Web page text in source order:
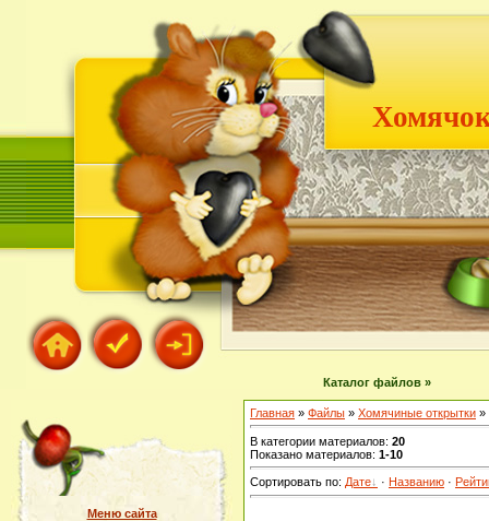
Каталог файлов »
Меню сайта
Главная » Файлы » Хомячиные открытки »
В категории материалов: 20
Показано материалов: 1-10
Сортировать по: Дате · Названию ·